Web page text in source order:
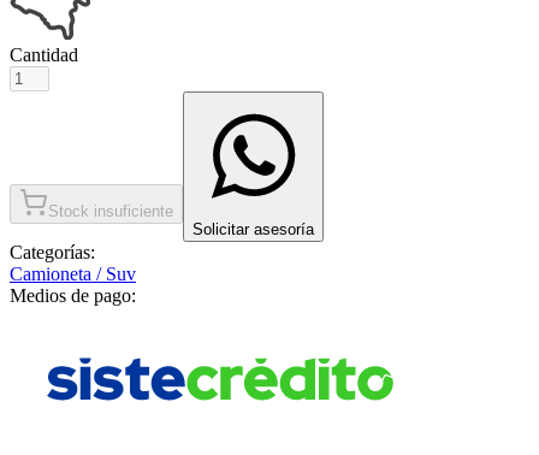
Cantidad
Stock insuficiente
Solicitar asesoría
Categorías:
Camioneta / Suv
Medios de pago: